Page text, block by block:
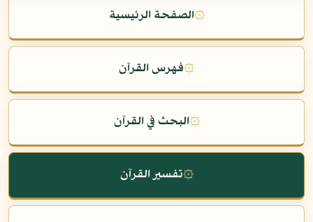
۞الصفحة الرئيسية
۞فهرس القرآن
۞البحث في القرآن
۞تفسير القرآن